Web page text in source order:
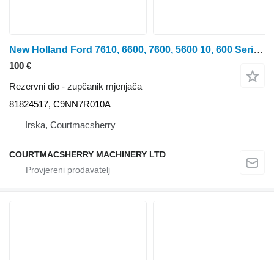
New Holland Ford 7610, 6600, 7600, 5600 10, 600 Series Dual Power Sun Gear Z 81824517 zupčanik mjenjača za traktora na kotačima
100 €
Rezervni dio - zupčanik mjenjača
81824517, C9NN7R010A
Irska, Courtmacsherry
COURTMACSHERRY MACHINERY LTD